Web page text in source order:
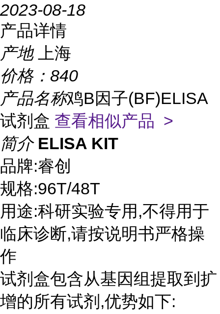
2023-08-18
产品详情
产地
上海
价格： 840
产品名称鸡B因子(BF)ELISA
试剂盒 查看相似产品 >
简介 ELISA KIT
品牌:睿创
规格:96T/48T
用途:科研实验专用,不得用于
临床诊断,请按说明书严格操
作
试剂盒包含从基因组提取到扩
增的所有试剂,优势如下: